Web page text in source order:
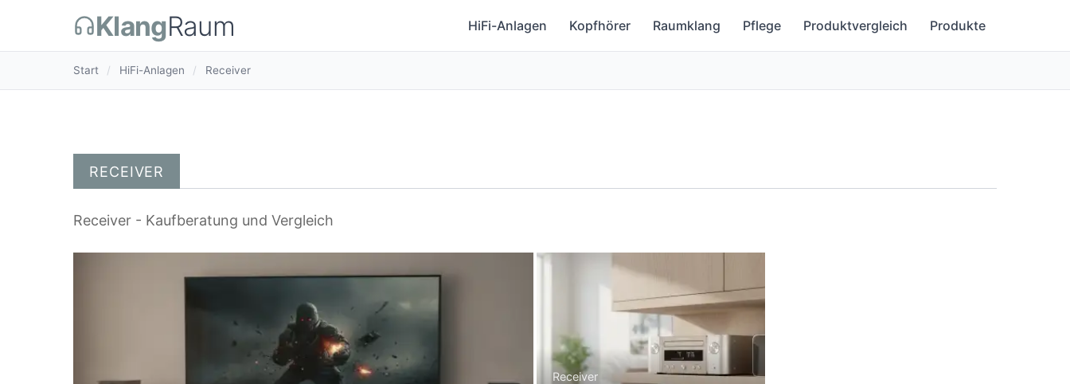
KlangRaum HiFi-Anlagen Kopfhörer Raumklang Pflege Produktvergleich Produkte
Start / HiFi-Anlagen / Receiver
RECEIVER
Receiver - Kaufberatung und Vergleich
Receiver